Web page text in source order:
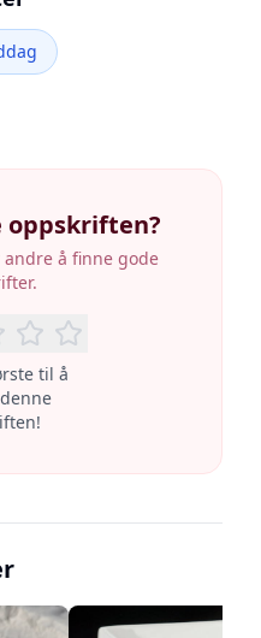
oppskriften?
å finne gode
til å